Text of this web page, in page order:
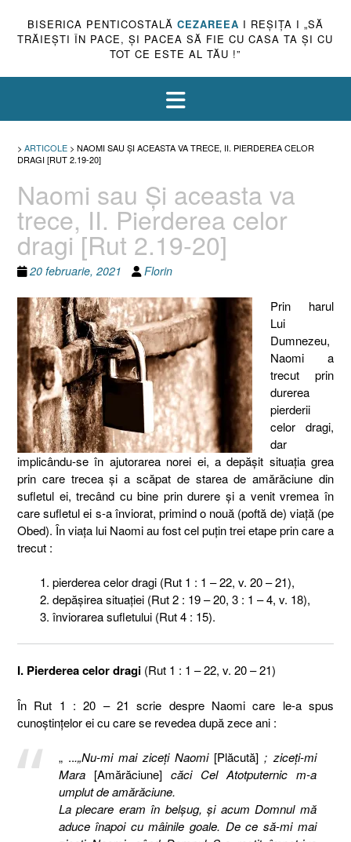
BISERICA PENTICOSTALĂ CEZAREEA I REŞIŢA I „SĂ
TRĂIEŞTI ÎN PACE, ŞI PACEA SĂ FIE CU CASA TA ŞI CU
TOT CE ESTE AL TĂU !”
> ARTICOLE > NAOMI SAU ŞI ACEASTA VA TRECE, II. PIERDEREA CELOR
DRAGI [RUT 2.19-20]
Naomi sau Şi aceasta va
trece, II. Pierderea celor
dragi [Rut 2.19-20]
20 februarie, 2021 Florin
Prin harul
Lui
Dumnezeu,
Naomi a
trecut prin
durerea
pierderii
celor dragi,
dar
implicându-se în ajutorarea norei ei, a depăşit situaţia grea
prin care trecea şi a scăpat de starea de amărăciune din
sufletul ei, trecând cu bine prin durere şi a venit vremea în
care sufletul ei s-a înviorat, primind o nouă (poftă de) viaţă (pe
Obed). În viaţa lui Naomi au fost cel puţin trei etape prin care a
trecut :
pierderea celor dragi (Rut 1 : 1 – 22, v. 20 – 21),
depăşirea situaţiei (Rut 2 : 19 – 20, 3 : 1 – 4, v. 18),
înviorarea sufletului (Rut 4 : 15).
I. Pierderea celor dragi (Rut 1 : 1 – 22, v. 20 – 21)
În Rut 1 : 20 – 21 scrie despre Naomi care le-a spus
cunoştinţelor ei cu care se revedea după zece ani :
„ ...„Nu-mi mai ziceţi Naomi[Plăcută]; ziceţi-mi
Mara[Amărăciune] căci Cel Atotputernic m-a
umplut de amărăciune.
La plecare eram în belşug, şi acum Domnul mă
aduce înapoi cu mâinile goale. De ce să-mi mai